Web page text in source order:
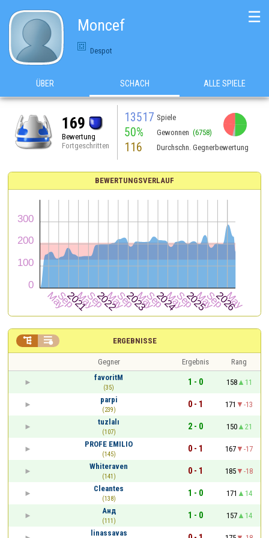
Moncef
Despot
☰
ÜBER SCHACH ALLE SPIELE
169
Bewertung
Fortgeschritten
13517 Spiele
50% Gewonnen (6758)
116 Durchschn. Gegnerbewertung
BEWERTUNGSVERLAUF
ERGEBNISSE
 
Gegner Ergebnis
Rang
favoritM
(35)
1 - 0 158
11
parpi
(239)
0 - 1 171
-13
tuzlalı
(107)
2 - 0 150
21
PROFE EMILIO
(145)
0 - 1 167
-17
Whiteraven
(141)
0 - 1 185
-18
Cleantes
(138)
1 - 0 171
14
Анд
(111)
1 - 0 157
14
linassavas